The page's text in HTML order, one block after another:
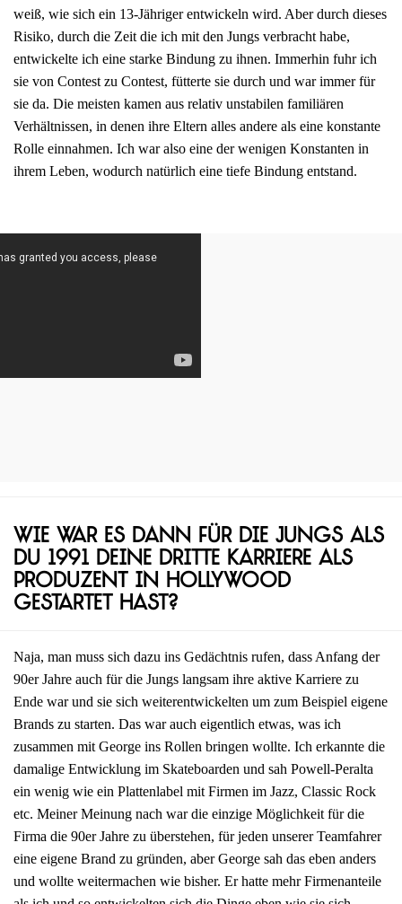
weiß, wie sich ein 13-Jähriger entwickeln wird. Aber durch dieses
Risiko, durch die Zeit die ich mit den Jungs verbracht habe,
entwickelte ich eine starke Bindung zu ihnen. Immerhin fuhr ich
sie von Contest zu Contest, fütterte sie durch und war immer für
sie da. Die meisten kamen aus relativ unstabilen familiären
Verhältnissen, in denen ihre Eltern alles andere als eine konstante
Rolle einnahmen. Ich war also eine der wenigen Konstanten in
ihrem Leben, wodurch natürlich eine tiefe Bindung entstand.
Wie war es dann für die Jungs als
du 1991 deine dritte Karriere als
Produzent in Hollywood
gestartet hast?
Naja, man muss sich dazu ins Gedächtnis rufen, dass Anfang der
90er Jahre auch für die Jungs langsam ihre aktive Karriere zu
Ende war und sie sich weiterentwickelten um zum Beispiel eigene
Brands zu starten. Das war auch eigentlich etwas, was ich
zusammen mit George ins Rollen bringen wollte. Ich erkannte die
damalige Entwicklung im Skateboarden und sah Powell-Peralta
ein wenig wie ein Plattenlabel mit Firmen im Jazz, Classic Rock
etc. Meiner Meinung nach war die einzige Möglichkeit für die
Firma die 90er Jahre zu überstehen, für jeden unserer Teamfahrer
eine eigene Brand zu gründen, aber George sah das eben anders
und wollte weitermachen wie bisher. Er hatte mehr Firmenanteile